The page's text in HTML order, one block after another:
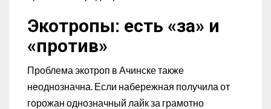
Экотропы: есть «за» и
«против»
Проблема экотроп в Ачинске также
неоднозначна. Если набережная получила от
горожан однозначный лайк за грамотно